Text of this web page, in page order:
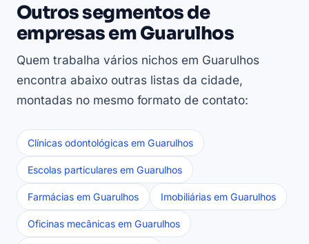
Outros segmentos de
empresas em Guarulhos
Quem trabalha vários nichos em Guarulhos
encontra abaixo outras listas da cidade,
montadas no mesmo formato de contato:
Clínicas odontológicas em Guarulhos
Escolas particulares em Guarulhos
Farmácias em Guarulhos Imobiliárias em Guarulhos
Oficinas mecânicas em Guarulhos